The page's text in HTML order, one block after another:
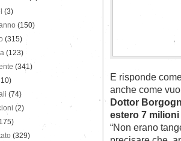
E risponde
anche come
Dottor
estero 7
“Non erano
(3)
(150)
(315)
(123)
(341)
(74)
(2)
(329)